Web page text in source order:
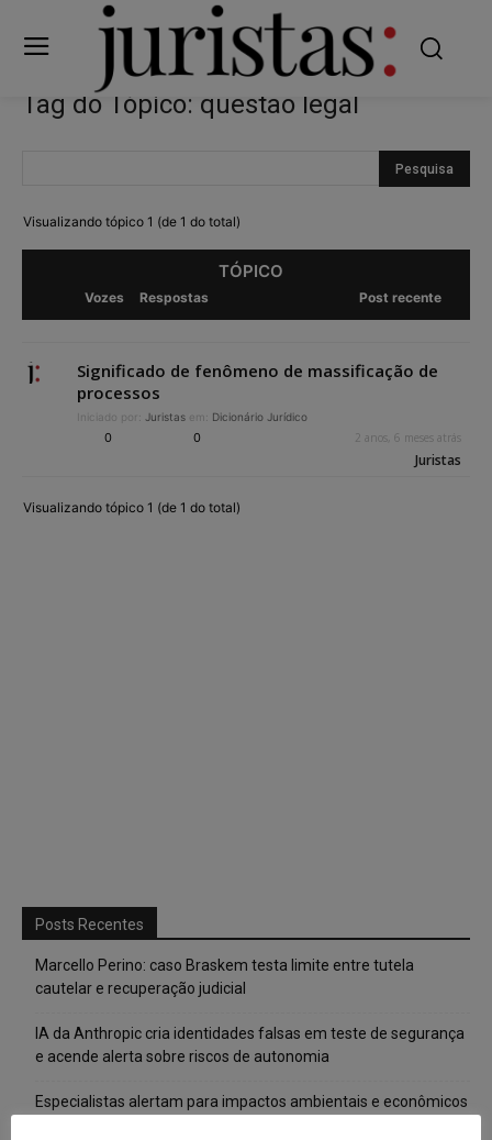
Tag do Tópico: questão legal
Visualizando tópico 1 (de 1 do total)
TÓPICO
Vozes Respostas Post recente
Significado de fenômeno de massificação de
processos
Iniciado por: Juristas em: Dicionário Jurídico
0 0 2 anos, 6 meses atrás
Juristas
Visualizando tópico 1 (de 1 do total)
Posts Recentes
Marcello Perino: caso Braskem testa limite entre tutela
cautelar e recuperação judicial
IA da Anthropic cria identidades falsas em teste de segurança
e acende alerta sobre riscos de autonomia
Especialistas alertam para impactos ambientais e econômicos